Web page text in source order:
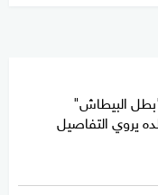
البيطاش"
يروي التفاصيل